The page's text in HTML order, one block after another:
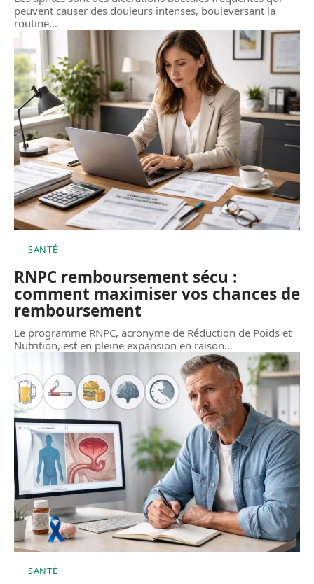
peuvent causer des douleurs intenses, bouleversant la
routine…
SANTÉ
RNPC remboursement sécu :
comment maximiser vos chances de
remboursement
Le programme RNPC, acronyme de Réduction de Poids et
Nutrition, est en pleine expansion en raison…
SANTÉ